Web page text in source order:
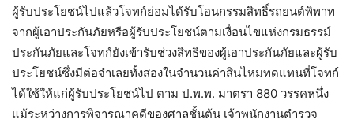
ผู้รับประโยชน์ไปแล้วโจทก์ย่อมได้รับโอนกรรมสิทธิ์รถยนต์พิพาท
จากผู้เอาประกันภัยหรือผู้รับประโยชน์ตามเงื่อนไขแห่งกรมธรรม์
ประกันภัยและโจทก์ยังเข้ารับช่วงสิทธิของผู้เอาประกันภัยและผู้รับ
ประโยชน์ซึ่งมีต่อจำเลยทั้งสองในจำนวนค่าสินไหมทดแทนที่โจทก์
ได้ใช้ให้แก่ผู้รับประโยชน์ไป ตาม ป.พ.พ. มาตรา 880 วรรคหนึ่ง
แม้ระหว่างการพิจารณาคดีของศาลชั้นต้น เจ้าพนักงานตำรวจ